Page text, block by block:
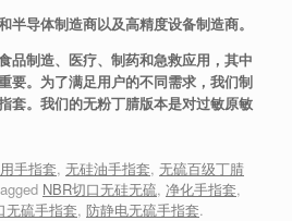
半导体制造商以及高精度设备制造商。
品制造、医疗、制药和急救应用，其中
要。为了满足用户的不同需求，我们制
套。我们的无粉丁腈版本是对过敏原敏
手指套, 无硅油手指套, 无硫百级丁腈
NBR切口无硅无硫, 净化手指套,
无硫手指套, 防静电无硫手指套.